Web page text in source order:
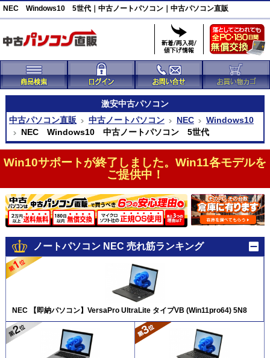
NEC Windows10 5世代｜中古ノートパソコン｜中古パソコン直販
激安中古パソコン
中古パソコン直販
中古ノートパソコン NEC
Windows10
NEC Windows10 中古ノートパソコン 5世代
Win10サポートが終了しました。Win11各モデルを
ご提供中！
ノートパソコン NEC 売れ筋ランキング
NEC 【即納パソコン】VersaPro UltraLite タイプVB (Win11pro64) 5N8